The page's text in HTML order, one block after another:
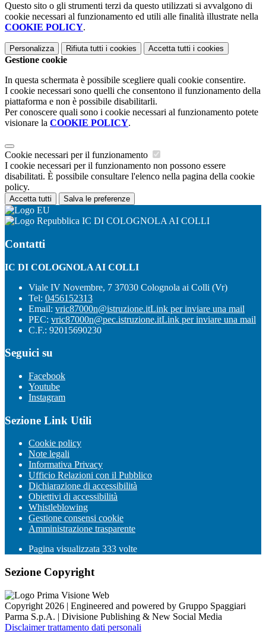
Questo sito o gli strumenti terzi da questo utilizzati si avvalgono di
cookie necessari al funzionamento ed utili alle finalità illustrate nella
COOKIE POLICY.
Personalizza Rifiuta tutti i cookies Accetta tutti i cookies
Gestione cookie
In questa schermata è possibile scegliere quali cookie consentire.
I cookie necessari sono quelli che consentono il funzionamento della
piattaforma e non è possibile disabilitarli.
Per conoscere quali sono i cookie necessari al funzionamento potete
visionare la COOKIE POLICY.
Cookie necessari per il funzionamento
I cookie necessari per il funzionamento non possono essere
disabilitati. È possibile consultare l'elenco nella pagina della cookie
policy.
Accetta tutti Salva le preferenze
IC DI COLOGNOLA AI COLLI
Contatti
IC DI COLOGNOLA AI COLLI
Viale IV Novembre, 7 37030 Colognola ai Colli (Vr)
Tel: 0456152313
Email: vric87000n@istruzione.itLink per inviare una mail
PEC: vric87000n@pec.istruzione.itLink per inviare una mail
C.F.: 92015690230
Seguici su
Facebook
Youtube
Instagram
Sezione Link Utili
Cookie policy
Note legali
Informativa Privacy
Ufficio Relazioni con il Pubblico
Dichiarazione di accessibilità
Obiettivi di accessibilità
Whistleblowing
Gestione consensi cookie
Amministrazione trasparente
Pagina visualizzata 333 volte
Sezione Copyright
Copyright 2026 | Engineered and powered by Gruppo Spaggiari
Parma S.p.A. | Divisione Publishing & New Social Media
Disclaimer trattamento dati personali